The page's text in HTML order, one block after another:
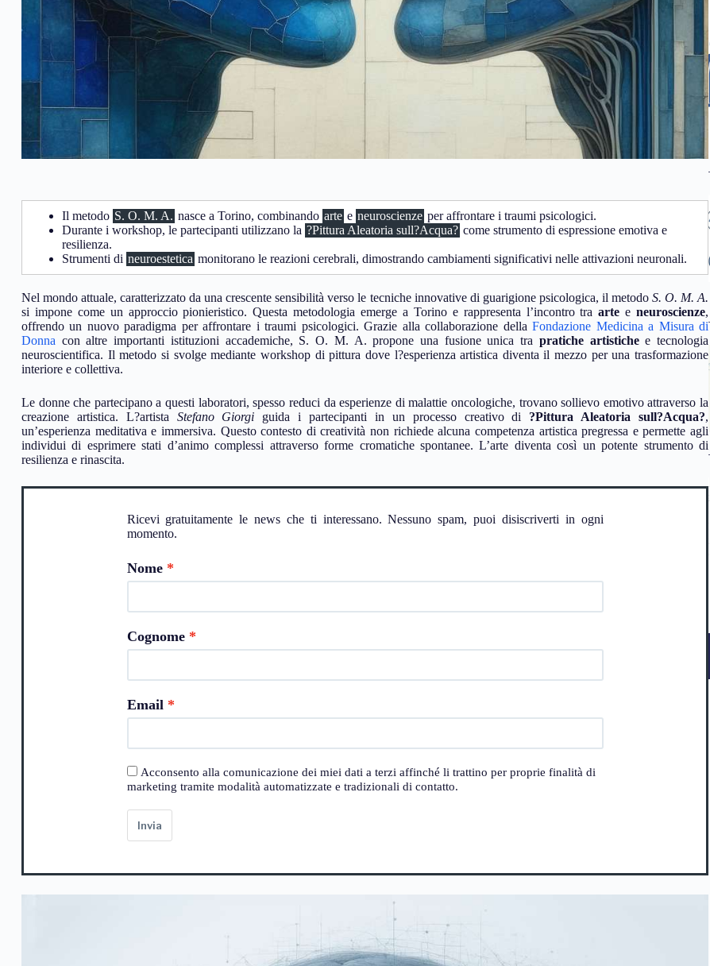
Il metodo S. O. M. A. nasce a Torino, combinando arte e neuroscienze per affrontare i traumi psicologici.
Durante i workshop, le partecipanti utilizzano la ?Pittura Aleatoria sull?Acqua? come strumento di espressione emotiva e
resilienza.
Strumenti di neuroestetica monitorano le reazioni cerebrali, dimostrando cambiamenti significativi nelle attivazioni neuronali.
Nel mondo attuale, caratterizzato da una crescente sensibilità verso le tecniche innovative di guarigione psicologica, il metodo S. O. M. A.
si impone come un approccio pionieristico. Questa metodologia emerge a Torino e rappresenta l’incontro traarte eneuroscienze,
offrendo un nuovo paradigma per affrontare i traumi psicologici. Grazie alla collaborazione dellaFondazione Medicina a Misura di
Donna con altre importanti istituzioni accademiche, S. O. M. A. propone una fusione unica tra pratiche artistichee tecnologia
neuroscientifica. Il metodo si svolge mediante workshop di pittura dove l?esperienza artistica diventa il mezzo per una trasformazione
interiore e collettiva.
Le donne che partecipano a questi laboratori, spesso reduci da esperienze di malattie oncologiche, trovano sollievo emotivo attraverso la
creazione artistica. L?artista Stefano Giorgi guida i partecipanti in un processo creativo di ?Pittura Aleatoria sull?Acqua?,
un’esperienza meditativa e immersiva. Questo contesto di creatività non richiede alcuna competenza artistica pregressa e permette agli
individui di esprimere stati d’animo complessi attraverso forme cromatiche spontanee. L’arte diventa così un potente strumento di
resilienza e rinascita.
Ricevi gratuitamente le news che ti interessano. Nessuno spam, puoi disiscriverti in ogni
momento.
Nome
Cognome
Email
Acconsento alla comunicazione dei miei dati a terzi affinché li trattino per proprie finalità di
marketing tramite modalità automatizzate e tradizionali di contatto.
Invia